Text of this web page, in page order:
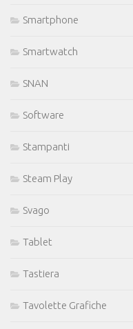
Smartphone
Smartwatch
SNAN
Software
Stampanti
Steam Play
Svago
Tablet
Tastiera
Tavolette Grafiche